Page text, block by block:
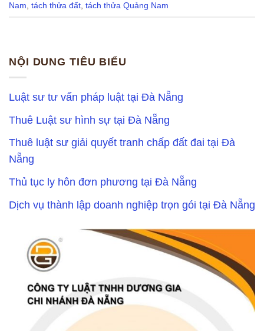
Nam tách thửa đất tách thửa Quảng Nam
NỘI DUNG TIÊU BIỂU
Luật sư tư vấn pháp luật tại Đà Nẵng
Thuê Luật sư hình sự tại Đà Nẵng
Thuê luật sư giải quyết tranh chấp đất đai tại Đà
Nẵng
Thủ tục ly hôn đơn phương tại Đà Nẵng
Dịch vụ thành lập doanh nghiệp trọn gói tại Đà Nẵng